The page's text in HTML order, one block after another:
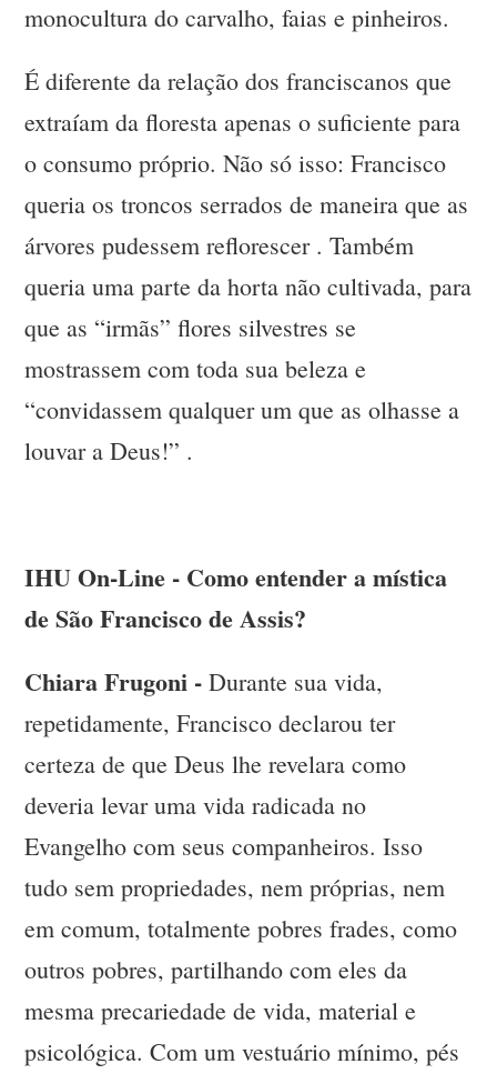
monocultura do carvalho, faias e pinheiros.
É diferente da relação dos franciscanos que
extraíam da floresta apenas o suficiente para
o consumo próprio. Não só isso: Francisco
queria os troncos serrados de maneira que as
árvores pudessem reflorescer . Também
queria uma parte da horta não cultivada, para
que as “irmãs” flores silvestres se
mostrassem com toda sua beleza e
“convidassem qualquer um que as olhasse a
louvar a Deus!” .
IHU On-Line - Como entender a mística
de São Francisco de Assis?
Chiara Frugoni - Durante sua vida,
repetidamente, Francisco declarou ter
certeza de que Deus lhe revelara como
deveria levar uma vida radicada no
Evangelho com seus companheiros. Isso
tudo sem propriedades, nem próprias, nem
em comum, totalmente pobres frades, como
outros pobres, partilhando com eles da
mesma precariedade de vida, material e
psicológica. Com um vestuário mínimo, pés